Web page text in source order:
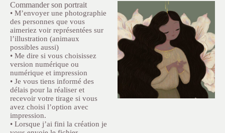
Commander son portrait
• M’envoyer une photographie
des personnes que vous
aimeriez voir représentées sur
l’illustration (animaux
possibles aussi)
• Me dire si vous choisissez
version numérique ou
numérique et impression
• Je vous tiens informé des
délais pour la réaliser et
recevoir votre tirage si vous
avez choisi l’option avec
impression.
• Lorsque j’ai fini la création je